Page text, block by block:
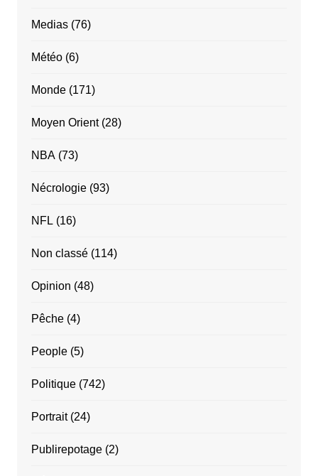
Medias(76)
Météo(6)
Monde(171)
Moyen Orient(28)
NBA(73)
Nécrologie(93)
NFL (16)
Non classé(114)
Opinion (48)
Pêche(4)
People(5)
Politique(742)
Portrait(24)
Publirepotage(2)